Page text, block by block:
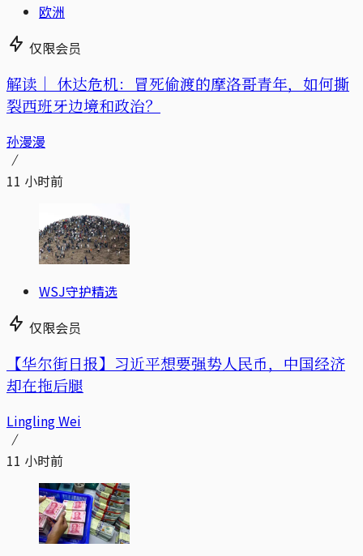
欧洲
仅限会员
解读｜ 休达危机：冒死偷渡的摩洛哥青年，如何撕
裂西班牙边境和政治？
孙漫漫
11 小时前
WSJ守护精选
仅限会员
【华尔街日报】习近平想要强势人民币，中国经济
却在拖后腿
Lingling Wei
11 小时前